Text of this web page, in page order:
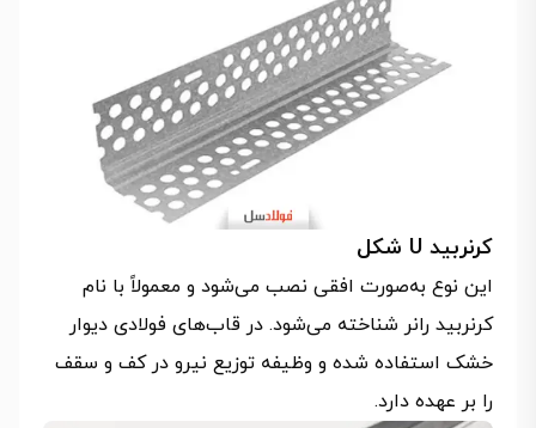
کرنربید U شکل
این نوع به‌صورت افقی نصب می‌شود و معمولاً با نام
کرنربید رانر شناخته می‌شود. در قاب‌های فولادی دیوار
خشک استفاده شده و وظیفه توزیع نیرو در کف و سقف
را بر عهده دارد.